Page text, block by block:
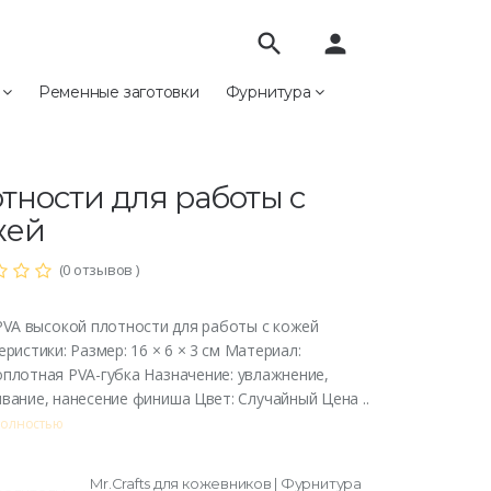
Ременные заготовки Фурнитура
search person
для работы с
(0 отзывов )
высокой плотности для работы с кожей
Размер: 16 × 6 × 3 см Материал:
PVA-губка Назначение: увлажнение,
нанесение финиша Цвет: Случайный Цена ..
Mr.Crafts для кожевников | Фурнитура